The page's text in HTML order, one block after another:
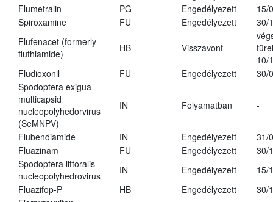
Flumetralin
PG Engedélyezett
15/
Spiroxamine
FU Engedélyezett
30/
Flufenacet (formerly
fluthiamide)
HB Visszavont
10/
Fludioxonil
FU Engedélyezett
30/
Spodoptera exigua
multicapsid
nucleopolyhedorvirus
(SeMNPV)
IN Folyamatban -
Flubendiamide IN Engedélyezett
31/
Fluazinam
FU Engedélyezett
30/
Spodoptera littoralis
nucleopolyhedrovirus
IN Engedélyezett
15/
Fluazifop-P
HB Engedélyezett
30/